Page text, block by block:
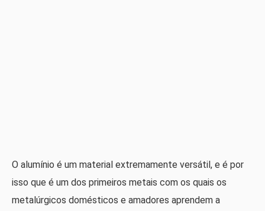
O alumínio é um material extremamente versátil, e é por
isso que é um dos primeiros metais com os quais os
metalúrgicos domésticos e amadores aprendem a